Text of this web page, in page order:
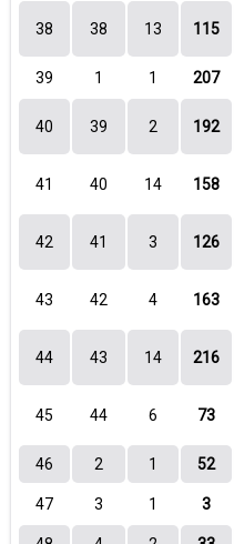
38 38 13 115
39
1 1 207
40 39 2 192
41 40 14 158
42 41 3 126
43 42 4 163
44 43 14 216
45 44 6 73
46
2 1 52
47
3 1 3